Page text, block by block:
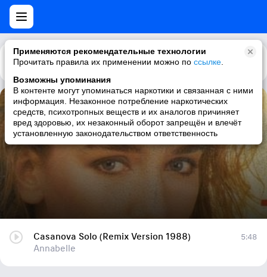
Применяются рекомендательные технологии
Прочитать правила их применении можно по ссылке
Возможны упоминания
В контенте могут упоминаться наркотики и связанная с ними
информация. Незаконное потребление наркотических
средств, психотропных веществ и их аналогов причиняет
вред здоровью, их незаконный оборот запрещён и влечёт
установленную законодательством ответственность
Каталог Рекомендации
Casanova Solo (Remix Version 1988)
Annabelle
Casanova Solo (Remix Version 1988)
Annabelle
5:48